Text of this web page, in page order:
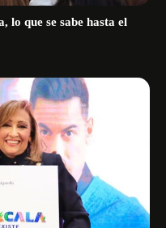
lo que se sabe hasta el